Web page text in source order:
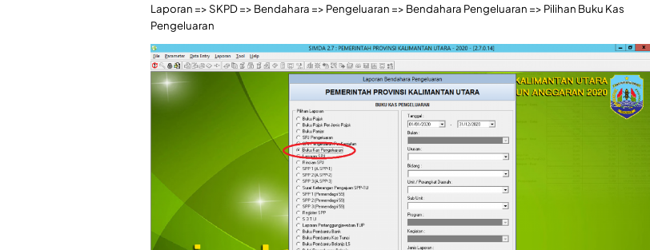
Laporan => SKPD => Bendahara => Pengeluaran => Bendahara Pengeluaran => Pilihan Buku Kas
Pengeluaran